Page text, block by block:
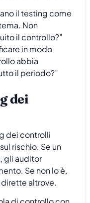
il testing come
Non
il controllo?”
in modo
abbia
il periodo?”
dei
dei controlli
rischio. Se un
gli auditor
Se non lo è,
altrove.